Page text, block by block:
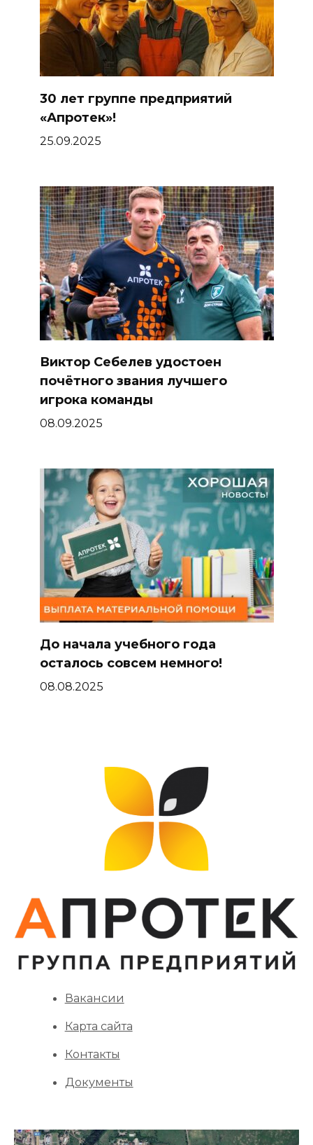
30 лет группе предприятий
«Апротек»!
25.09.2025
Виктор Себелев удостоен
почётного звания лучшего
игрока команды
08.09.2025
До начала учебного года
осталось совсем немного!
08.08.2025
Вакансии
Карта сайта
Контакты
Документы